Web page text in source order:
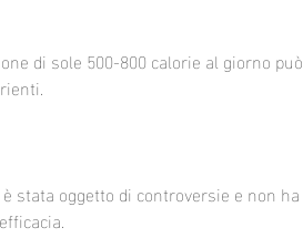
di sole 500-800 calorie al giorno può
stata oggetto di controversie e non ha